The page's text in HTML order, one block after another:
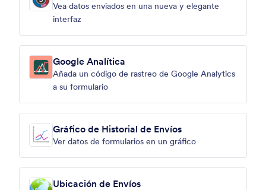
Vea datos enviados en una nueva y elegante
interfaz
Google Analítica
Añada un código de rastreo de Google Analytics
a su formulario
Gráfico de Historial de Envíos
Ver datos de formularios en un gráfico
Ubicación de Envíos